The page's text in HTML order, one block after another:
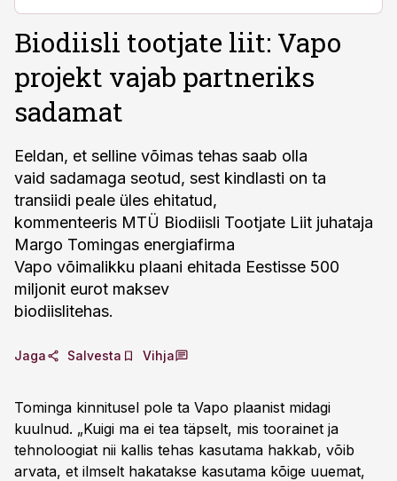
Biodiisli tootjate liit: Vapo
projekt vajab partneriks
sadamat
Eeldan, et selline võimas tehas saab olla
vaid sadamaga seotud, sest kindlasti on ta
transiidi peale üles ehitatud,
kommenteeris MTÜ Biodiisli Tootjate Liit juhataja
Margo Tomingas energiafirma
Vapo võimalikku plaani ehitada Eestisse 500
miljonit eurot maksev
biodiislitehas.
Jaga Salvesta Vihja
Tominga kinnitusel pole ta Vapo plaanist midagi
kuulnud. „Kuigi ma ei tea täpselt, mis toorainet ja
tehnoloogiat nii kallis tehas kasutama hakkab, võib
arvata, et ilmselt hakatakse kasutama kõige uuemat,